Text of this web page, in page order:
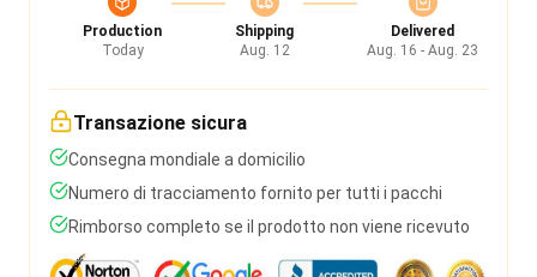
Production
Today
Shipping
Aug. 12
Delivered
Aug. 16 - Aug. 23
Transazione sicura
Consegna mondiale a domicilio
Numero di tracciamento fornito per tutti i pacchi
Rimborso completo se il prodotto non viene ricevuto